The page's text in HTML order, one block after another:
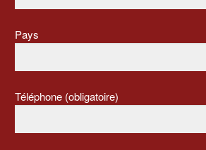
Pays
Téléphone (obligatoire)